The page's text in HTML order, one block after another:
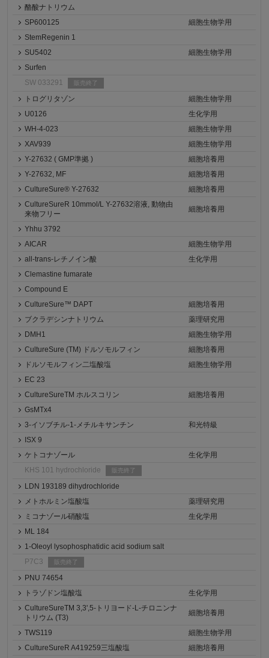
酪酸ナトリウム
SP600125
細胞生物学用
StemRegenin 1
SU5402
細胞生物学用
Surfen
SW 033291
販売終了
トログリタゾン
細胞生物学用
U0126
生化学用
WH-4-023
細胞生物学用
XAV939
細胞生物学用
Y-27632 ( GMP準拠 )
細胞培養用
Y-27632, MF
細胞培養用
CultureSure® Y-27632
細胞培養用
CultureSureR 10mmol/L Y-27632溶液, 動物由
来物フリー
細胞培養用
Yhhu 3792
AICAR
細胞生物学用
all-trans-レチノイン酸
生化学用
Clemastine fumarate
Compound E
CultureSure™ DAPT
細胞培養用
ブクラデシンナトリウム
薬理研究用
DMH1
細胞生物学用
CultureSure (TM) ドルソモルフィン
細胞培養用
ドルソモルフィン二塩酸塩
細胞生物学用
EC 23
CultureSureTM ホルスコリン
細胞培養用
GsMTx4
3-イソブチル-1-メチルキサンチン
和光特級
ISX 9
ケトコナゾール
生化学用
KHS 101 hydrochloride
販売終了
LDN 193189 dihydrochloride
メトホルミン塩酸塩
薬理研究用
ミコナゾール硝酸塩
生化学用
ML 184
1-Oleoyl lysophosphatidic acid sodium salt
P7C3
販売終了
PNU 74654
トラゾドン塩酸塩
生化学用
CultureSureTM 3,3',5-トリヨード-L-チロニンナ
トリウム (T3)
細胞培養用
TWS119
細胞生物学用
CultureSureR A419259三塩酸塩
細胞培養用